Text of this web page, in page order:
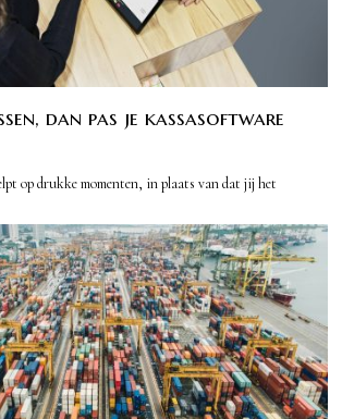
dan pas je kassasoftware
op drukke momenten, in plaats van dat jij het